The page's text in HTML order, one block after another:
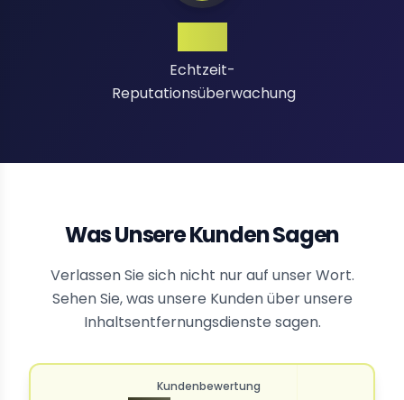
Echtzeit-
Reputationsüberwachung
Was Unsere Kunden Sagen
Verlassen Sie sich nicht nur auf unser Wort.
Sehen Sie, was unsere Kunden über unsere
Inhaltsentfernungsdienste sagen.
Kundenbewertung